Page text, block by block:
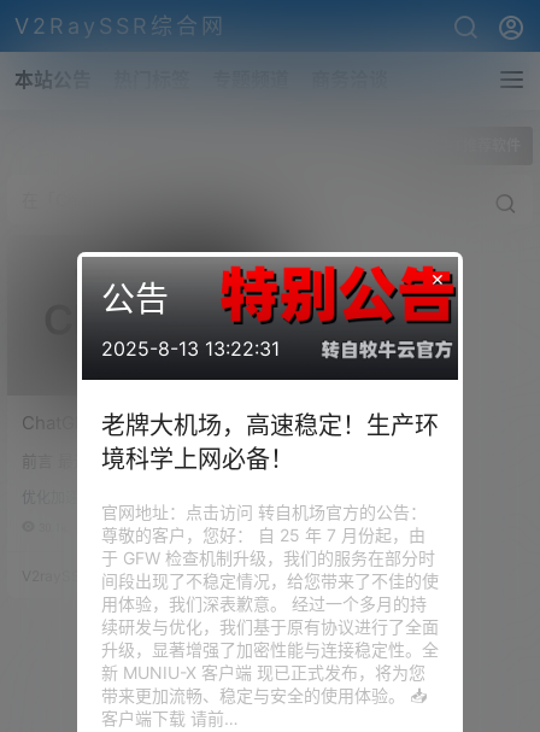
V2RaySSR综合网
本站公告
ChatGPT、OpenAI注册、本
地或远程VPS部署、推荐软
件的使用！一个教程也就够
了！
前言 最近一段时间 ChatGPT 也
年11月发行的一个人工智能聊天
机器人程序，一度颠覆了我们对
聊天机器人的看法。 强大的AI算
力，几乎涵盖了各种领域。写歌
曲、写代码、写剧本、写文案、
模拟Linux系统、编程语言改错等
等等等， 用六个字来形容就是：
太TMD强大了！ 注册成功以后，
我们可以获取 OpenAI 的 Key，
那有了这个 KEY，就可以配合其
他的软件进行使用…
优化加速
0
V2raySSR综合网 23年4月1日
×
公告
2025-8-13 13:22:31
老牌大机场，高速稳定！生产环
境科学上网必备！
官网地址：点击访问 转自机场官方的公告：
尊敬的客户，您好： 自 25 年 7 月份起，由
于 GFW 检查机制升级，我们的服务在部分时
间段出现了不稳定情况，给您带来了不佳的使
用体验，我们深表歉意。 经过一个多月的持
续研发与优化，我们基于原有协议进行了全面
升级，显著增强了加密性能与连接稳定性。全
新 MUNIU-X 客户端 现已正式发布，将为您
带来更加流畅、稳定与安全的使用体验。 📥
客户端下载 请前…